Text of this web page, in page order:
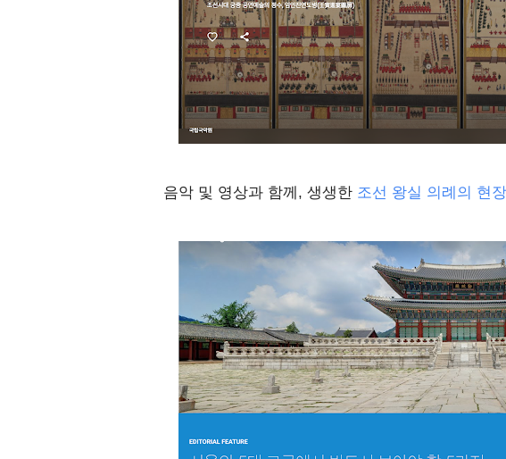
음악 및 영상과 함께, 생생한 조선 왕실 의례의 현장